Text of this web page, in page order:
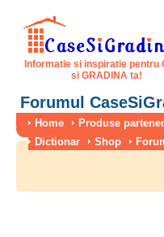
Informatie si inspiratie pentru
si GRADINA ta!
Forumul
Home Produse
Dictionar
Shop